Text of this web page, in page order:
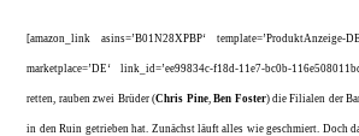
[amazon_link asins=’B01N28XPBP‘ template=’ProduktAnzeige-
marketplace=’DE‘ link_id=’ee99834c-f18d-11e7-bc0b-
retten, rauben zwei Brü­der (Chris Pine,Ben Foster) die Filialen der
in den Ruin getrieben hat. Zunächst läuft alles wie geschmiert. Doch